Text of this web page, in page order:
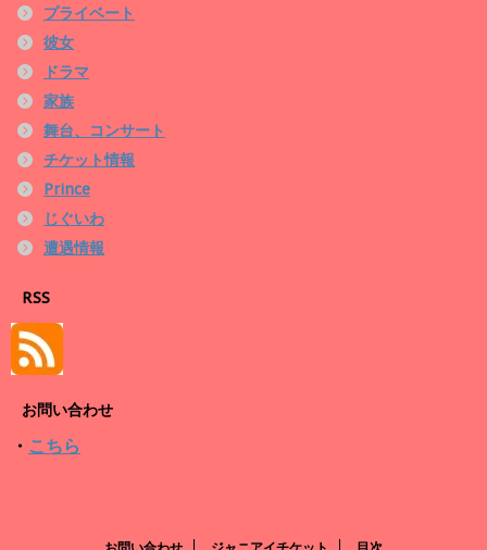
プライベート
彼女
ドラマ
家族
舞台、コンサート
チケット情報
Prince
じぐいわ
遭遇情報
RSS
お問い合わせ
・ こちら